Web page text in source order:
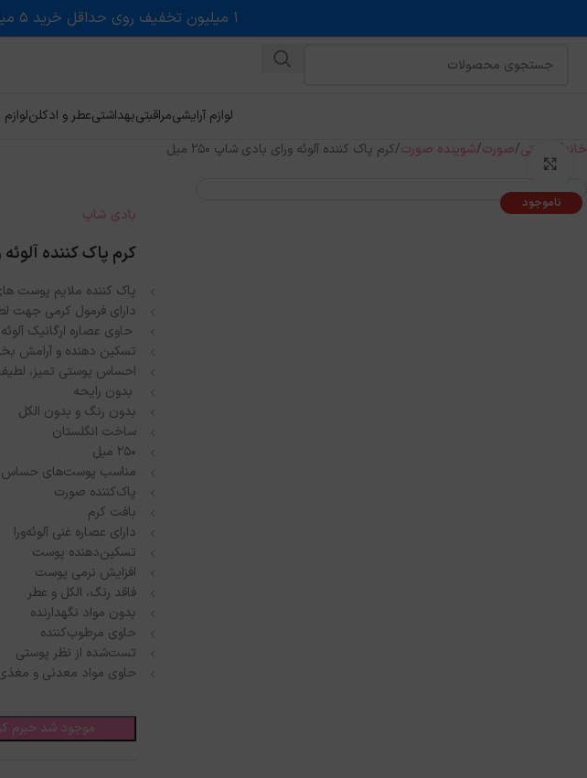
۱ میلیون تخفیف روی حداقل خرید ۵ میلیونی با کد روبه رو در درگاه اسنپ پی
لوازم آرایشیمراقبتیبهداشتیعطر و ادکلن
خانه مراقبتی صورت شوینده صورت کرم پاک کننده آلوئه ورای بادی شاپ 250 میل
ناموجود
بادی شاپ
کرم پاک کننده آلوئه
پاک کننده ملایم پوست
دارای فرمول کرمی جهت
حاوی عصاره ارگانیک
تسکین دهنده و آرامش
احساس پوستی تمیز،
بدون رایحه
بدون رنگ و بدون الکل
ساخت انگلستان
250 میل
مناسب پوست‌های حساس
پاک‌کننده صورت
بافت کرم
دارای عصاره غنی آلوئه‌ورا
تسکین‌دهنده پوست
افزایش نرمی پوست
فاقد رنگ، الکل و عطر
بدون مواد نگهدارنده
حاوی مرطوب‌کننده
تست‌شده از نظر پوستی
حاوی مواد معدنی و
موجود شد خبرم